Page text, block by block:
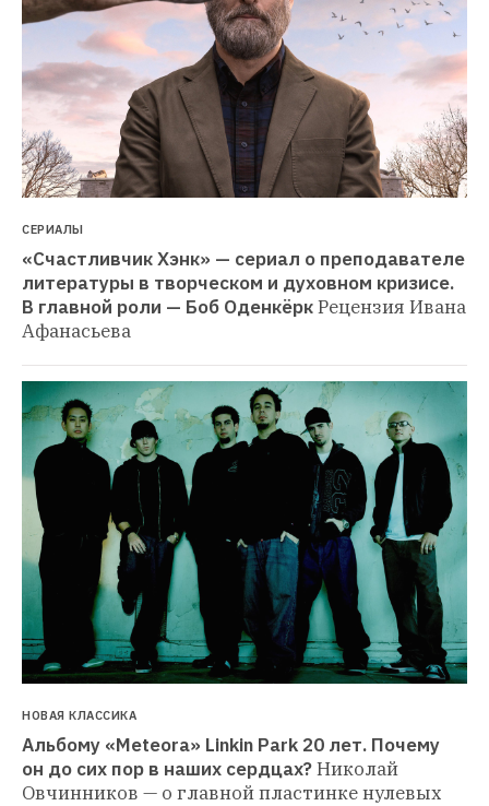
СЕРИАЛЫ
«Счастливчик Хэнк» — сериал о преподавателе
литературы в творческом и духовном кризисе.
В главной роли — Боб ОденкёркРецензия Ивана
Афанасьева
НОВАЯ КЛАССИКА
Альбому «Meteora» Linkin Park 20 лет. Почему
он до сих пор в наших сердцах?Николай
Овчинников — о главной пластинке нулевых